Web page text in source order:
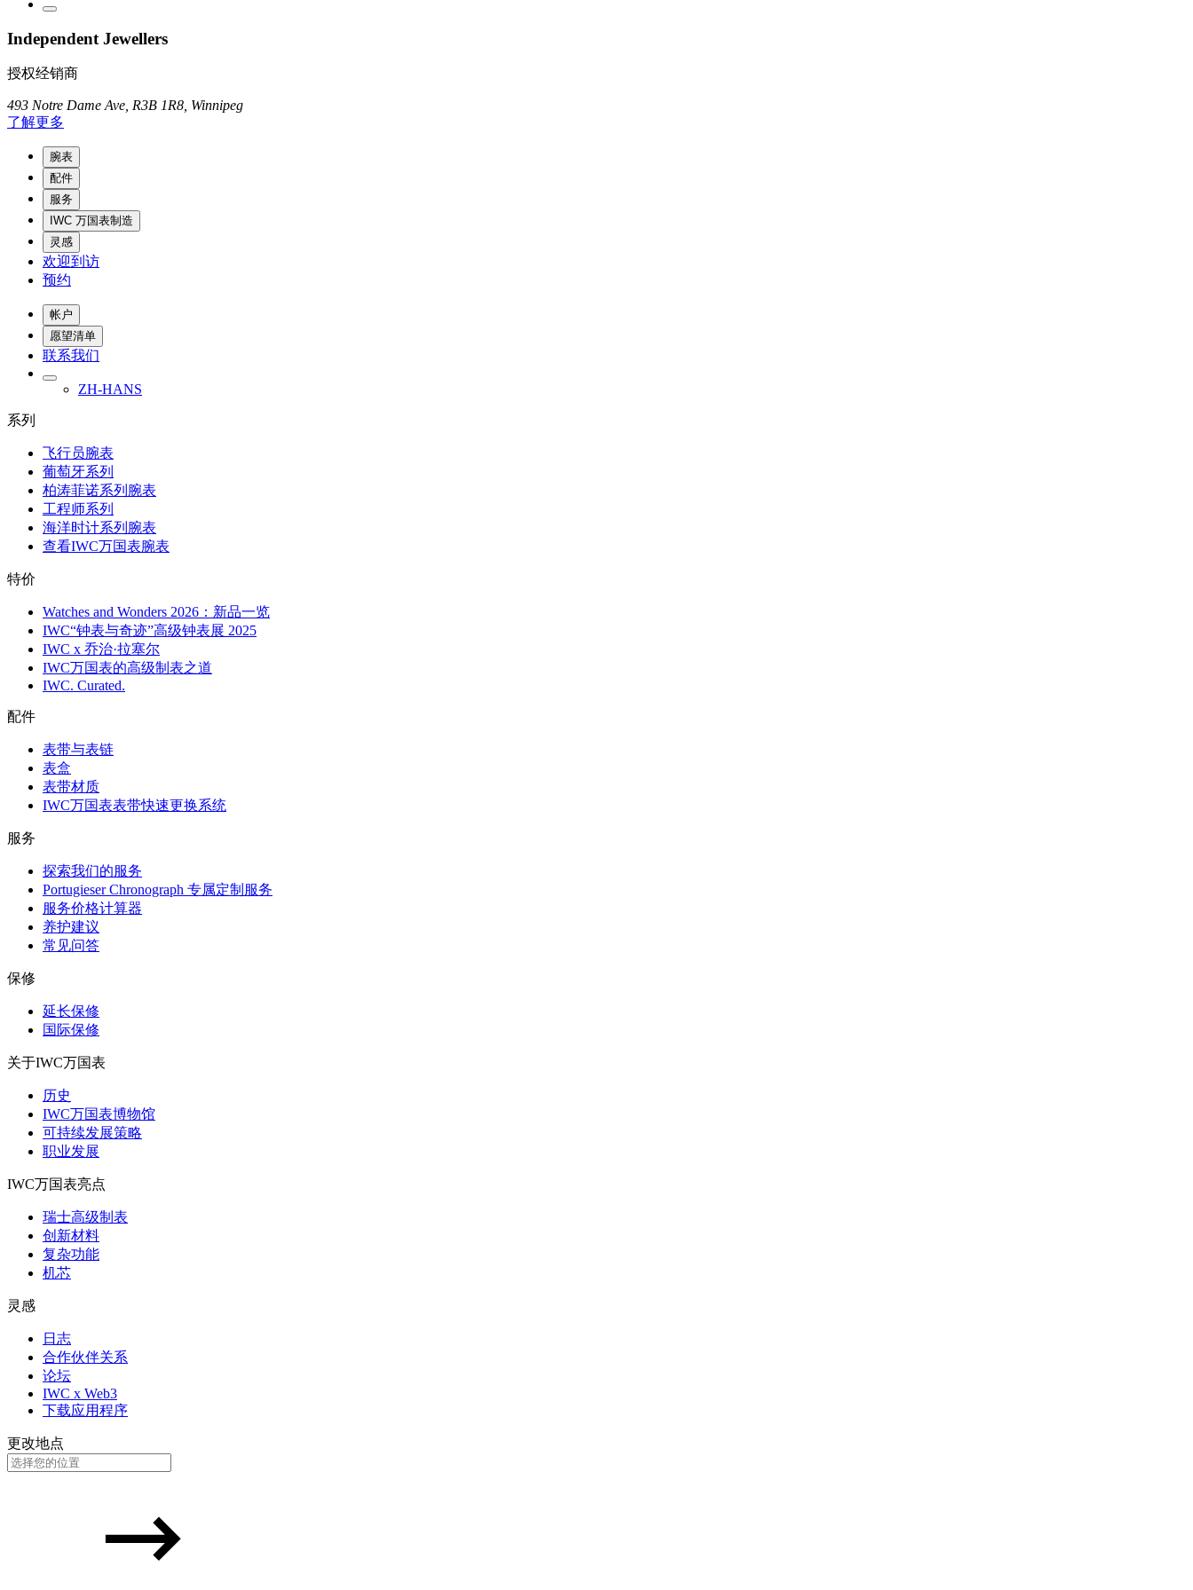
Independent Jewellers
授权经销商
493 Notre Dame Ave, R3B 1R8, Winnipeg
了解更多
腕表
配件
服务
IWC 万国表制造
灵感
欢迎到访
预约
帐户
愿望清单
联系我们
ZH-HANS
系列
飞行员腕表
葡萄牙系列
柏涛菲诺系列腕表
工程师系列
海洋时计系列腕表
查看IWC万国表腕表
特价
Watches and Wonders 2026：新品一览
IWC“钟表与奇迹”高级钟表展 2025
IWC x 乔治·拉塞尔
IWC万国表的高级制表之道
IWC. Curated.
配件
表带与表链
表盒
表带材质
IWC万国表表带快速更换系统
服务
探索我们的服务
Portugieser Chronograph 专属定制服务
服务价格计算器
养护建议
常见问答
保修
延长保修
国际保修
关于IWC万国表
历史
IWC万国表博物馆
可持续发展策略
职业发展
IWC万国表亮点
瑞士高级制表
创新材料
复杂功能
机芯
灵感
日志
合作伙伴关系
论坛
IWC x Web3
下载应用程序
更改地点